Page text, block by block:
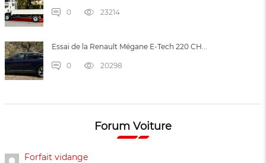
0 23214
Essai de la Renault Mégane E-Tech 220 CH...
0 20298
Forum Voiture
Forfait vidange